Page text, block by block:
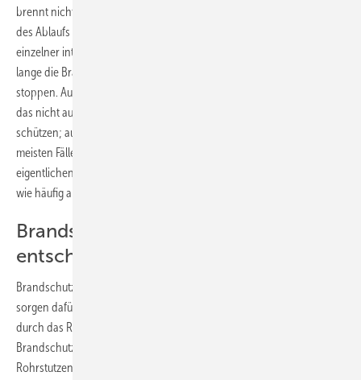
brennt nicht. Dabei nützt es nichts, wenn nur die Brandschutzklasse
des Ablaufs ausreicht, während die Feuerwiderstandsklassen
einzelner integrierter Bauteile unzureichend sind. Wichtig ist, wie
lange die Brandschutzsysteme des Ablaufs die Brandweiterleitung
stoppen. Auch wenn Gussabläufe selbst nicht brennbar sind, reicht
das nicht aus, um sicher vor der Ausbreitung eines Brandes zu
schützen; auch sie müssen mit Brandschutzelementen, die in den
meisten Fällen aus ­Kunststoff bestehen, ausgestattet sein. Den
eigentlichen Schutz bieten damit die Brandschutzelemente und nicht
wie häufig angenommen der nicht brennbare Gussablauf selbst.
Brandschutzelemente sind ­
entscheidend
Brandschutzelemente wie das Fire-Kit
sorgen dafür, dass die Brandweiterleitung gestoppt wird. Sobald Feuer
durch das Rohr in den Ablaufkörper dringt, quillt der
Brandschutzeinsatz auf
Rohrstutzen. Das Brandschutzelement erfüllt die höchste